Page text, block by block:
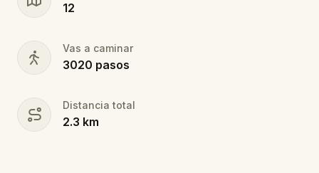
12
Vas a caminar
3020 pasos
Distancia total
2.3 km